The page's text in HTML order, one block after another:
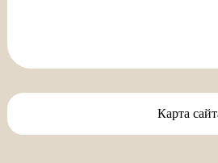
Карта